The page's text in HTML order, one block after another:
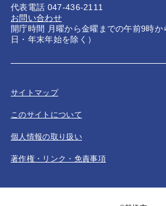
代表電話 047-436-2111
お問い合わせ
開庁時間 月曜から金曜までの午前9時
日・年末年始を除く）
サイトマップ
このサイトについて
個人情報の取り扱い
著作権・リンク・免責事項